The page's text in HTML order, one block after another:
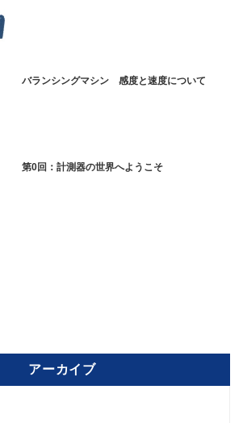
バランシングマシン 感度と速度について
第0回：計測器の世界へようこそ
アーカイブ